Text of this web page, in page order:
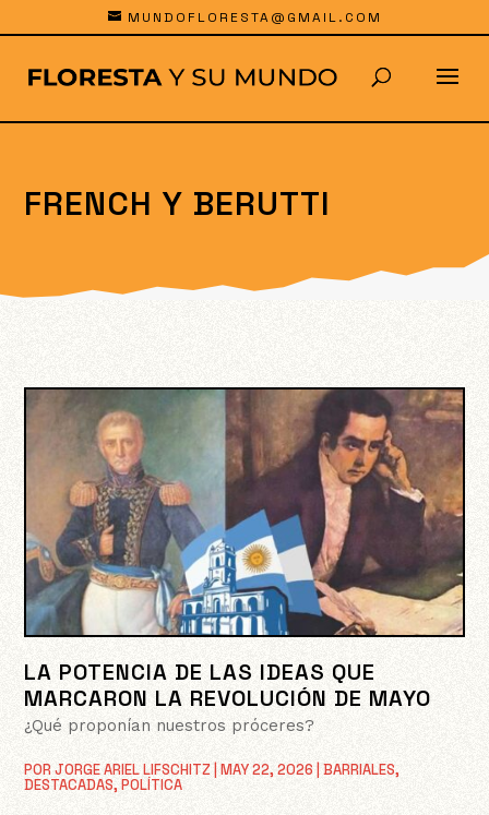
MUNDOFLORESTA@GMAIL.COM
FRENCH Y BERUTTI
LA POTENCIA DE LAS IDEAS QUE
MARCARON LA REVOLUCIÓN DE MAYO
PORJORGE ARIEL LIFSCHITZ |MAY 22, 2026 |BARRIALES,
DESTACADAS,POLÍTICA
¿Qué proponían nuestros próceres?